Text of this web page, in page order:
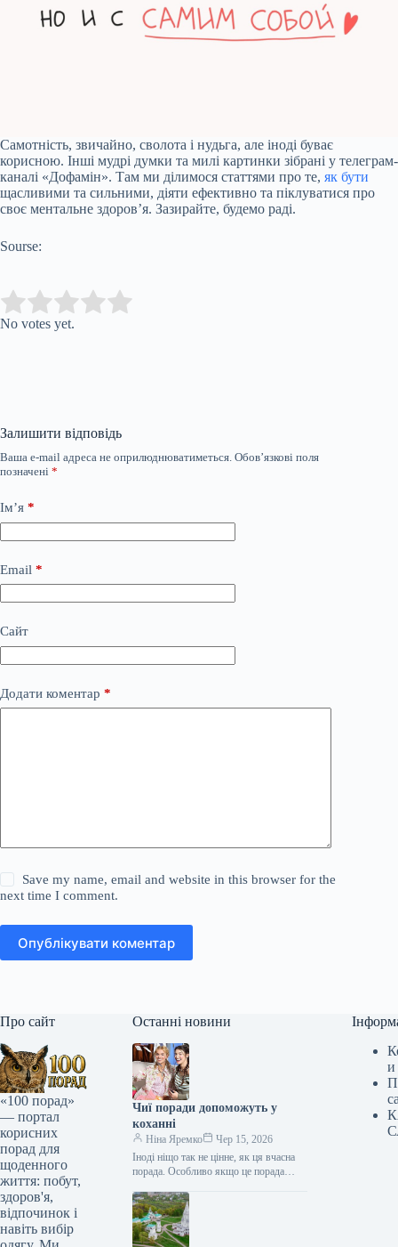
Самотність, звичайно, сволота і нудьга, але іноді буває
корисною. Інші мудрі думки та милі картинки зібрані у телеграм-
каналі «Дофамін». Там ми ділимося статтями про те, як бути
щасливими та сильними, діяти ефективно та піклуватися про
своє ментальне здоров’я. Зазирайте, будемо раді.
Sourse:
Rate this item:
No votes yet.
Залишити відповідь
Ваша e-mail адреса не оприлюднюватиметься. Обов’язкові поля
позначені *
Ім’я *
Email *
Сайт
Додати коментар *
Save my name, email and website in this browser for the
next time I comment.
Опублікувати коментар
Про сайт
«100 порад»
— портал
корисних
порад для
щоденного
життя: побут,
здоров'я,
відпочинок і
навіть вибір
Останні новини
Чиї поради допоможуть у
коханні
Ніна Яремко
Чер 15, 2026
Іноді ніщо так не цінне, як ця вчасна
порада. Особливо якщо це порада
косметолога, тренера, стиліста…
и